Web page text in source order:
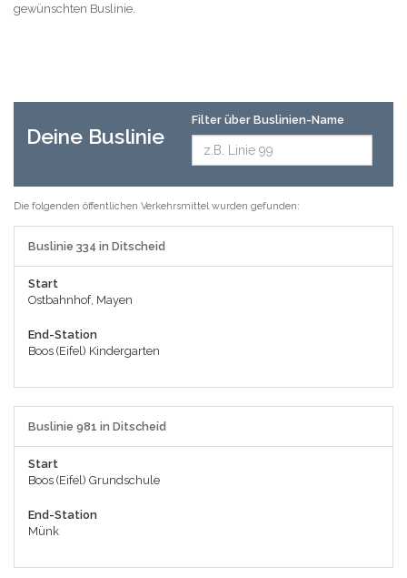
gewünschten Buslinie.
Deine Buslinie
Filter über Buslinien-Name
Die folgenden öffentlichen Verkehrsmittel wurden gefunden:
Buslinie 334 in Ditscheid
Start
Ostbahnhof, Mayen
End-Station
Boos (Eifel) Kindergarten
Buslinie 981 in Ditscheid
Start
Boos (Eifel) Grundschule
End-Station
Münk